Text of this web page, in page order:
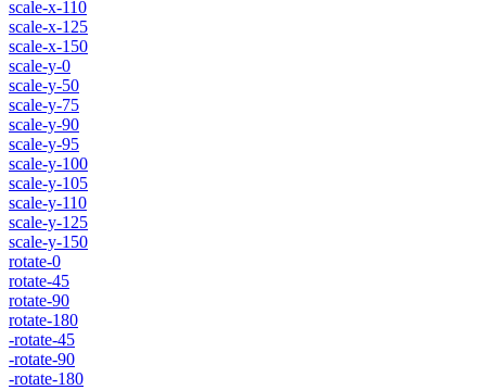
scale-x-110
scale-x-125
scale-x-150
scale-y-0
scale-y-50
scale-y-75
scale-y-90
scale-y-95
scale-y-100
scale-y-105
scale-y-110
scale-y-125
scale-y-150
rotate-0
rotate-45
rotate-90
rotate-180
-rotate-45
-rotate-90
-rotate-180